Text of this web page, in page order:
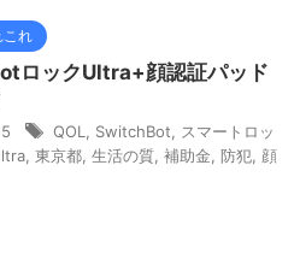
これ
ロックUltra+顔認証パッド
QOL SwitchBot
スマートロッ
東京都 生活の質 補助金 防犯 顔